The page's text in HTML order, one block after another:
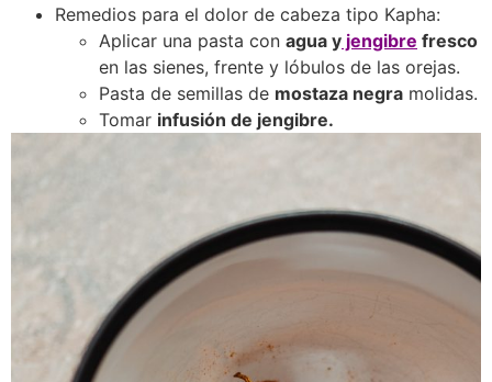
Remedios para el dolor de cabeza tipo Kapha:
Aplicar una pasta con agua y jengibre fresco
en las sienes, frente y lóbulos de las orejas.
Pasta de semillas de mostaza negra molidas.
Tomar infusión de jengibre.